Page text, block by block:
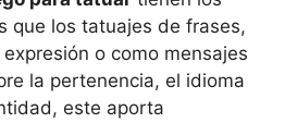
que los tatuajes de frases,
o como mensajes
la pertenencia, el idioma
este aporta